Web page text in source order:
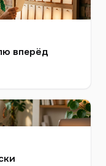
вперёд